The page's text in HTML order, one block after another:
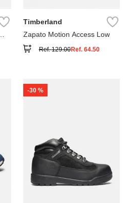
Timberland
Zapato Motion Access Low
Ref.129.00Ref. 64.50
-30 %